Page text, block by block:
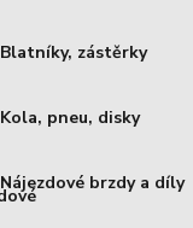
Blatníky, zástěrky
Kola, pneu, disky
Nájezdové brzdy a díly